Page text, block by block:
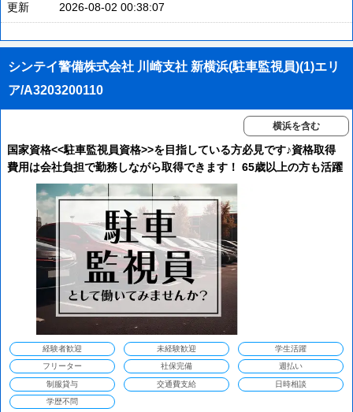
更新 2026-08-02 00:38:07
シンテイ警備株式会社 川崎支社 新横浜(駐車監視員)(1)エリ
ア/A3203200110
横浜を含む
国家資格<<駐車監視員資格>>を目指している方必見です♪資格取得
費用は会社負担で勤務しながら取得できます！ 65歳以上の方も活躍
経験者歓迎 未経験歓迎 学生活躍
フリーター 社保完備 週払い
制服貸与 交通費支給 日時相談
学歴不問